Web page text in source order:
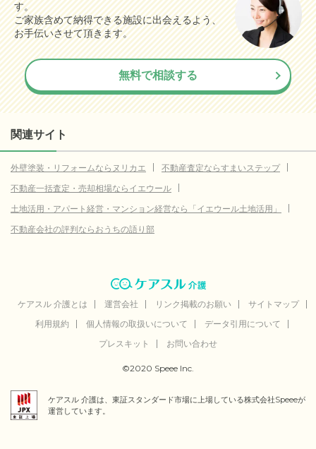
す。
ご家族含めて納得できる施設に出会えるよう、
お手伝いさせて頂きます。
無料で相談する
関連サイト
外壁塗装・リフォームならヌリカエ
不動産査定ならすまいステップ
不動産一括査定・売却相場ならイエウール
土地活用・アパート経営・マンション経営なら「イエウール土地活用」
不動産会社の評判ならおうちの語り部
ケアスル 介護とは 運営会社 リンク掲載のお願い
サイトマップ
利用規約
個人情報の取扱いについて
データ引用について
プレスキット
お問い合わせ
©2020 Speee Inc.
ケアスル 介護は、東証スタンダード市場に上場している株式会社Speeeが
運営しています。